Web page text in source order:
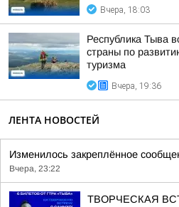
Вчера, 18:03
Республика Тыва
страны по
туризма
Вчера, 19:36
ЛЕНТА НОВОСТЕЙ
Изменилось закреплённое
Вчера, 23:22
ТВОРЧЕСКАЯ